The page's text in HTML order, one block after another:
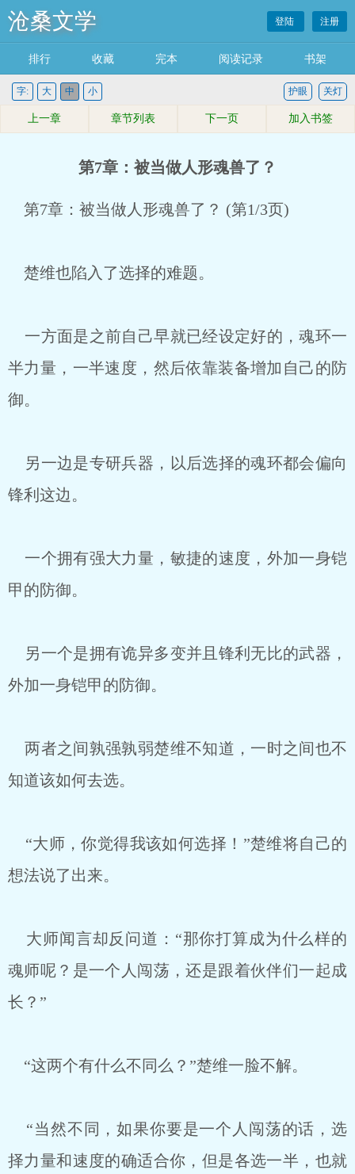
沧桑文学 登陆 注册
排行 收藏 完本 阅读记录 书架
字: 大 中 小 关灯
护眼
上一章 章节列表 下一页 加入书签
第7章：被当做人形魂兽了？
第7章：被当做人形魂兽了？ (第1/3页)
楚维也陷入了选择的难题。
一方面是之前自己早就已经设定好的，魂环一
半力量，一半速度，然后依靠装备增加自己的防
御。
另一边是专研兵器，以后选择的魂环都会偏向
锋利这边。
一个拥有强大力量，敏捷的速度，外加一身铠
甲的防御。
另一个是拥有诡异多变并且锋利无比的武器，
外加一身铠甲的防御。
两者之间孰强孰弱楚维不知道，一时之间也不
知道该如何去选。
“大师，你觉得我该如何选择！”楚维将自己的
想法说了出来。
大师闻言却反问道：“那你打算成为什么样的
魂师呢？是一个人闯荡，还是跟着伙伴们一起成
长？”
“这两个有什么不同么？”楚维一脸不解。
“当然不同，如果你要是一个人闯荡的话，选
择力量和速度的确适合你，但是各选一半，也就